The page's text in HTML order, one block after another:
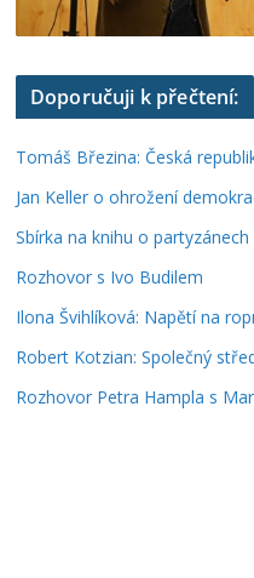
Doporučuji k přečtení:
Tomáš Březina: Česká
Jan Keller o ohrožení
Sbírka na knihu o partyzánech
Rozhovor s Ivo Budilem
Ilona Švihlíková: Napětí na
Robert Kotzian: Společný
Rozhovor Petra Hampla s